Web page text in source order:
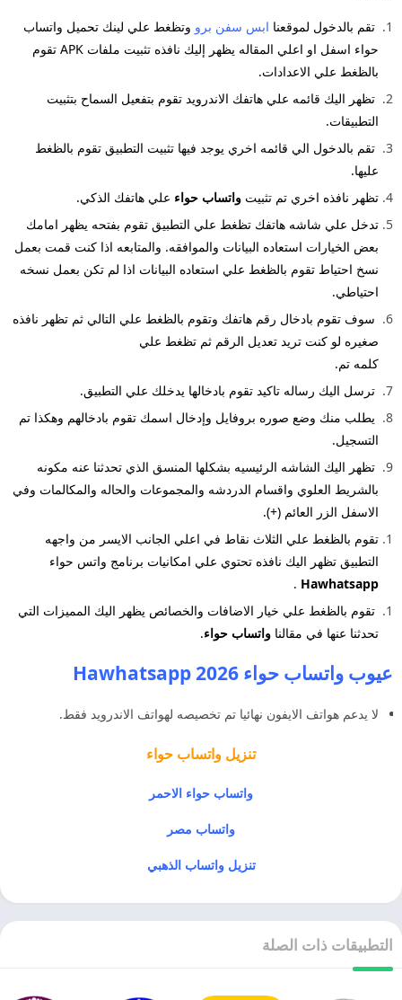
تقم بالدخول لموقعنا ابس سفن برو وتظغط علي لينك تحميل واتساب
حواء اسفل او اعلي المقاله يظهر إليك نافذه تثبيت
ملفات APK تقوم
بالظغط علي الاعدادات.
تظهر اليك قائمه علي هاتفك الاندرويد تقوم بتفعيل السماح بتثبيت
التطبيقات.
تقم بالدخول الي قائمه اخري يوجد فيها تثبيت التطبيق تقوم بالظغط
عليها.
تظهر نافذه اخري تم تثبيت واتساب حواء علي هاتفك الذكي.
تدخل علي شاشه هاتفك تظغط علي التطبيق تقوم بفتحه يظهر امامك
بعض الخيارات استعاده البيانات والموافقه. والمتابعه اذا كنت قمت بعمل
نسخ احتياط تقوم بالظغط علي استعاده البيانات اذا لم تكن بعمل نسخه
احتياطي.
سوف تقوم بادخال رقم هاتفك وتقوم بالظغط علي التالي ثم تظهر نافذه
صغيره لو كنت تريد تعديل الرقم ثم تظغط علي
كلمه تم.
ترسل اليك رساله تاكيد تقوم بادخالها يدخلك علي التطبيق.
يطلب منك وضع صوره بروفايل وإدخال اسمك تقوم بادخالهم وهكذا تم
التسجيل.
تظهر اليك الشاشه الرئيسيه بشكلها المنسق الذي تحدثنا عنه مكونه
بالشريط العلوي واقسام الدردشه والمجموعات والحاله والمكالمات وفي
الاسفل الزر العائم (+).
تقوم بالظغط علي الثلاث نقاط في اعلي الجانب الايسر من واجهه
التطبيق تظهر اليك نافذه تحتوي علي امكانيات برنامج واتس حواء
Hawhatsapp
.
تقوم بالظغط علي خيار الاضافات والخصائص يظهر اليك المميزات التي
تحدثنا عنها في مقالنا واتساب حواء.
عيوب واتساب حواء 2026 Hawhatsapp
لا يدعم هواتف الايفون نهائيا تم تخصيصه لهواتف الاندرويد فقط.
تنزيل واتساب حواء
واتساب حواء الاحمر
واتساب مصر
تنزيل واتساب الذهبي
التطبيقات ذات الصلة